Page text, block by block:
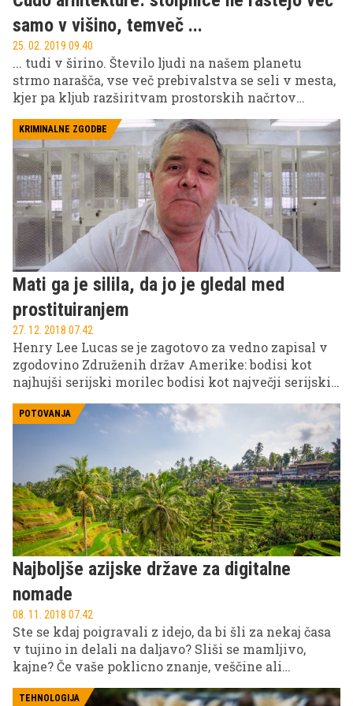
samo v višino, temveč ...
25. 02. 2019 09.40
... tudi v širino. Število ljudi na našem planetu
strmo narašča, vse več prebivalstva se seli v mesta,
kjer pa kljub razširitvam prostorskih načrtov
nastanitveno problematiko bi bil morda lahko nov
model gradnje nebotičnikov, ki se namesto v nebo
širijo v dolžino.
KRIMINALNE ZGODBE
Mati ga je silila, da jo je gledal med
prostituiranjem
27. 12. 2018 07.42
Henry Lee Lucas se je zagotovo za vedno zapisal v
zgodovino Združenih držav Amerike: bodisi kot
najhujši serijski morilec bodisi kot največji serijski
umoril več kot tri tisoč ljudi, je bil na koncu obsojen
le enajstih umorov. No, v resnici je morda zagrešil
samo tri: zagotovo je namreč pokončal svojo mater,
ljubico in starko, za katero je skrbel. Vse ostalo pa ...
je bilo predmet temeljitih preiskav več kot 30 let!
POTOVANJA
Najboljše azijske države za digitalne
nomade
08. 11. 2018 07.42
Ste se kdaj poigravali z idejo, da bi šli za nekaj časa
v tujino in delali na daljavo? Sliši se mamljivo,
kajne? Če vaše poklicno znanje, veščine ali
si to z lahkoto privoščite. Kako, se sprašujete? Delo
TEHNOLOGIJA